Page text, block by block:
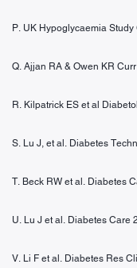
P. UK Hypoglycaemia
Q. Ajjan RA & Owen KR
R. Kilpatrick ES et al
S. Lu J, et al. Diabetes
T. Beck RW et al. Diabetes
U. Lu J et al. Diabetes Care
V. Li F et al. Diabetes Res